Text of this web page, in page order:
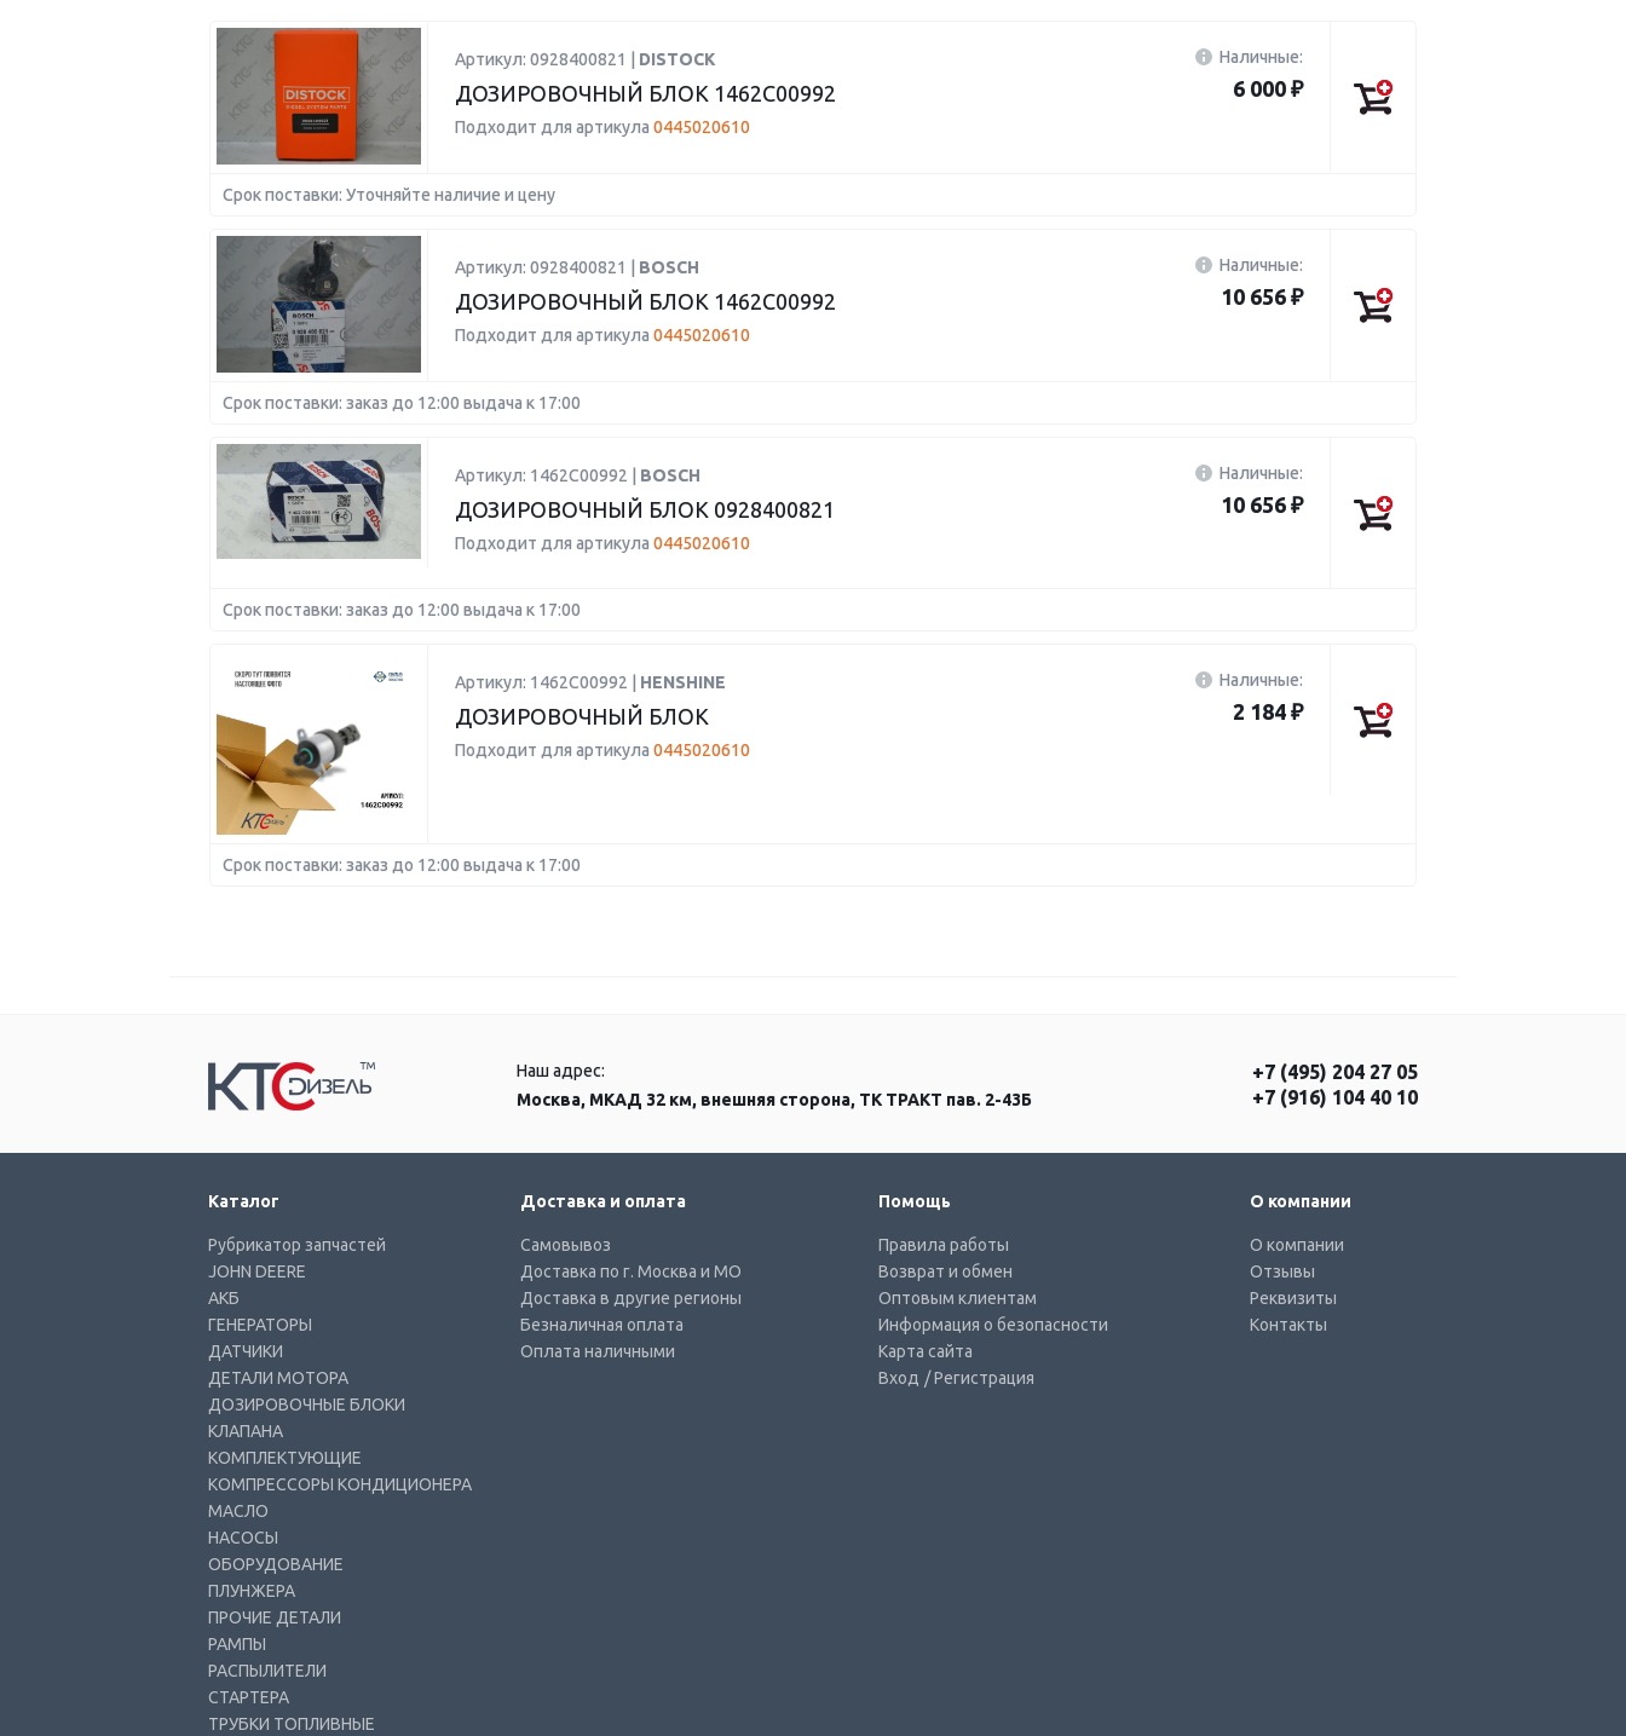
Артикул: 0928400821 | DISTOCK
ДОЗИРОВОЧНЫЙ БЛОК 1462C00992
Подходит для артикула 0445020610
Наличные:
6 000 ₽
Срок поставки: Уточняйте наличие и цену
Артикул: 0928400821 | BOSCH
ДОЗИРОВОЧНЫЙ БЛОК 1462C00992
Подходит для артикула 0445020610
Наличные:
10 656 ₽
Срок поставки: заказ до 12:00 выдача к 17:00
Артикул: 1462C00992 | BOSCH
ДОЗИРОВОЧНЫЙ БЛОК 0928400821
Подходит для артикула 0445020610
Наличные:
10 656 ₽
Срок поставки: заказ до 12:00 выдача к 17:00
Артикул: 1462C00992 | HENSHINE
ДОЗИРОВОЧНЫЙ БЛОК
Подходит для артикула 0445020610
Наличные:
2 184 ₽
Срок поставки: заказ до 12:00 выдача к 17:00
Наш адрес:
Москва, МКАД 32 км, внешняя сторона, ТК ТРАКТ пав. 2-43Б
+7 (495) 204 27 05
+7 (916) 104 40 10
Каталог
Рубрикатор запчастей
JOHN DEERE
АКБ
ГЕНЕРАТОРЫ
ДАТЧИКИ
ДЕТАЛИ МОТОРА
ДОЗИРОВОЧНЫЕ БЛОКИ
КЛАПАНА
КОМПЛЕКТУЮЩИЕ
КОМПРЕССОРЫ КОНДИЦИОНЕРА
МАСЛО
НАСОСЫ
ОБОРУДОВАНИЕ
ПЛУНЖЕРА
ПРОЧИЕ ДЕТАЛИ
РАМПЫ
РАСПЫЛИТЕЛИ
СТАРТЕРА
ТРУБКИ ТОПЛИВНЫЕ
Доставка и оплата
Самовывоз
Доставка по г. Москва и МО
Доставка в другие регионы
Безналичная оплата
Оплата наличными
Помощь
Правила работы
Возврат и обмен
Оптовым клиентам
Информация о безопасности
Карта сайта
Вход / Регистрация
О компании
О компании
Отзывы
Реквизиты
Контакты